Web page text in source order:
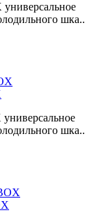
шка..
шка..